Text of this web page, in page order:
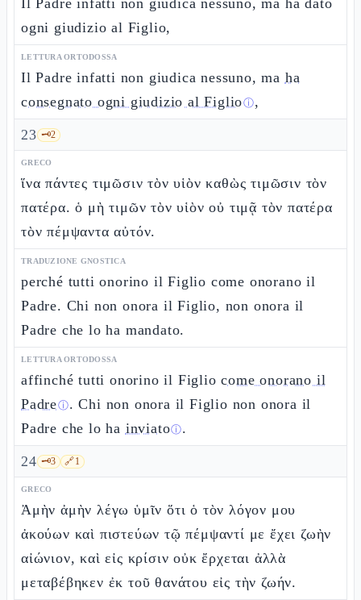
Il Padre infatti non giudica nessuno, ma ha dato
ogni giudizio al Figlio,
LETTURA ORTODOSSA
Il Padre infatti non giudica nessuno, ma ha
consegnato ogni giudizio al Figlioⓘ,
23 🗝️2
GRECO
ἵνα πάντες τιμῶσιν τὸν υἱὸν καθὼς τιμῶσιν τὸν
πατέρα. ὁ μὴ τιμῶν τὸν υἱὸν οὐ τιμᾷ τὸν πατέρα
τὸν πέμψαντα αὐτόν.
TRADUZIONE GNOSTICA
perché tutti onorino il Figlio come onorano il
Padre. Chi non onora il Figlio, non onora il
Padre che lo ha mandato.
LETTURA ORTODOSSA
affinché tutti onorino il Figliocome onorano il
Padreⓘ. Chi non onora il Figlio non onora il
Padre che lo ha inviatoⓘ.
24 🗝️3 🔗1
GRECO
Ἀμὴν ἀμὴν λέγω ὑμῖν ὅτι ὁ τὸν λόγον μου
ἀκούων καὶ πιστεύων τῷ πέμψαντί με ἔχει ζωὴν
αἰώνιον, καὶ εἰς κρίσιν οὐκ ἔρχεται ἀλλὰ
μεταβέβηκεν ἐκ τοῦ θανάτου εἰς τὴν ζωήν.